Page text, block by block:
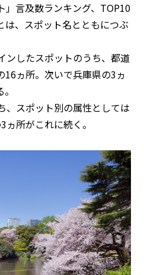
言及数ランキング、TOP10
は、スポット名とともにつぶ
ンしたスポットのうち、都道
ヵ所。次いで兵庫県の3ヵ
、スポット別の属性としては
所がこれに続く。